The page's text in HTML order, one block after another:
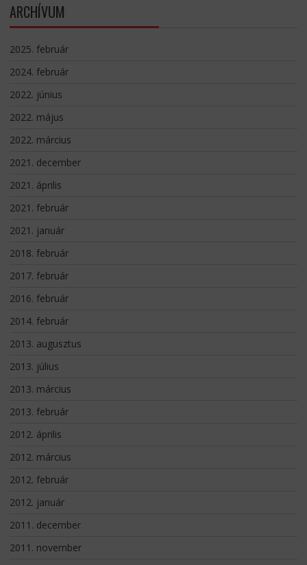
ARCHÍVUM
2025. február
2024. február
2022. június
2022. május
2022. március
2021. december
2021. április
2021. február
2021. január
2018. február
2017. február
2016. február
2014. február
2013. augusztus
2013. július
2013. március
2013. február
2012. április
2012. március
2012. február
2012. január
2011. december
2011. november